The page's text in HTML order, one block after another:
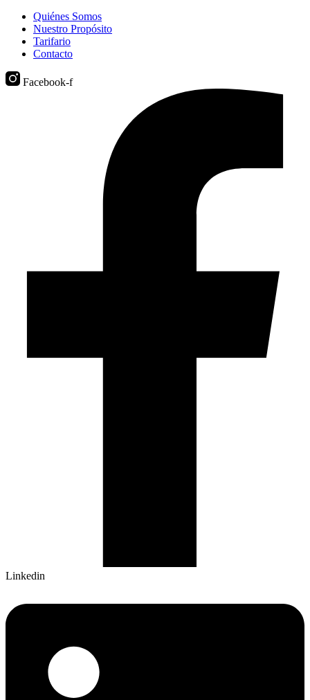
Quiénes Somos
Nuestro Propósito
Tarifario
Contacto
Facebook-f
Linkedin